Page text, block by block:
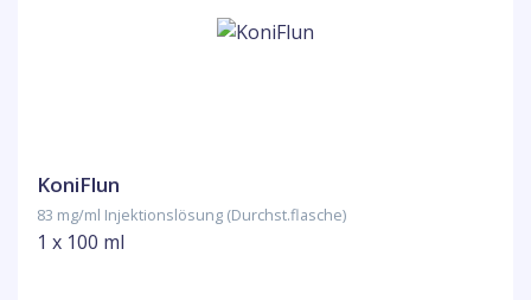
KoniFlun
83 mg/ml Injektionslösung (Durchst.flasche)
1 x 100 ml